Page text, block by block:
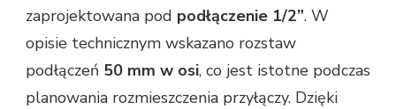
zaprojektowana pod podłączenie 1/2”. W
opisie technicznym wskazano rozstaw
podłączeń 50 mm w osi, co jest istotne podczas
planowania rozmieszczenia przyłączy. Dzięki